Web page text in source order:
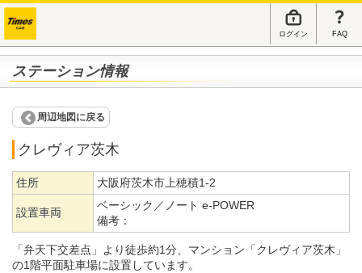
ログイン FAQ
ステーション情報
周辺地図に戻る
クレヴィア茨木
住所 大阪府茨木市上穂積1-2
設置車両
ベーシック／ノート e-POWER
備考：
「弁天下交差点」より徒歩約1分、マンション「クレヴィア茨木」
の1階平面駐車場に設置しています。